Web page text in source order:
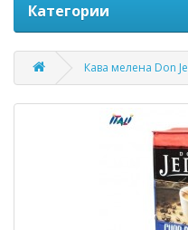
Категории
Кава мелена Don